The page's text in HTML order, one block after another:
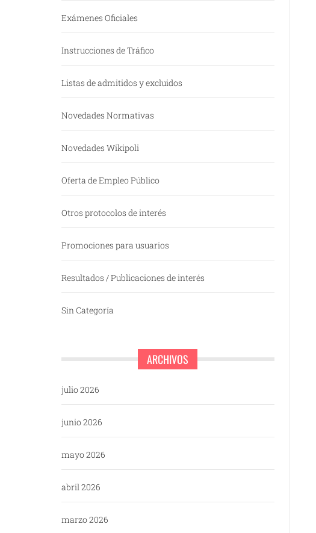
Exámenes Oficiales
Instrucciones de Tráfico
Listas de admitidos y excluidos
Novedades Normativas
Novedades Wikipoli
Oferta de Empleo Público
Otros protocolos de interés
Promociones para usuarios
Resultados / Publicaciones de interés
Sin Categoría
ARCHIVOS
julio 2026
junio 2026
mayo 2026
abril 2026
marzo 2026